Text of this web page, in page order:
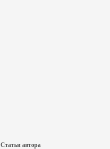
Статьи автора